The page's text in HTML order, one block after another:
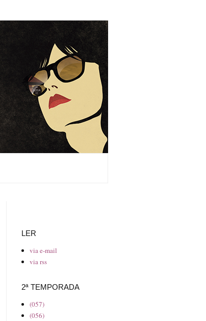
LER
via e-mail
via rss
2ª TEMPORADA
(057)
(056)